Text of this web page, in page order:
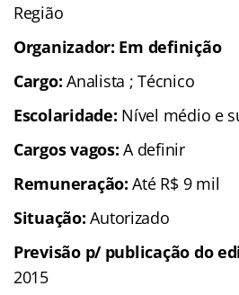
Região
Organizador: Em definição
Cargo: Analista ; Técnico
Escolaridade: Nível médio e
Cargos vagos: A definir
Remuneração: Até R$ 9 mil
Situação:Autorizado
Previsão p/ publicação do
2015